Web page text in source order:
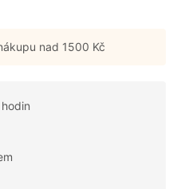
nad 1500 Kč